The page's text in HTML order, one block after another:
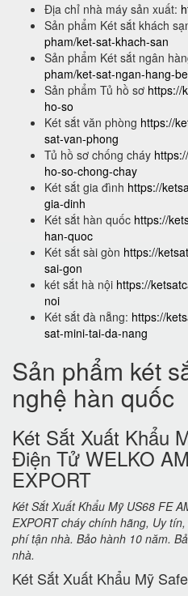
Địa chỉ nhà máy sản xuất:
Sản phẩm Két sắt khách
pham/ket-sat-khach-san
Sản phẩm Két sắt ngân
pham/ket-sat-ngan-hang-
Sản phẩm Tủ hồ sơ https://
ho-so
Két sắt văn phòng https://
sat-van-phong
Tủ hồ sơ chống cháy
ho-so-chong-chay
Két sắt gia đình https://
gia-dinh
Két sắt hàn quốc https://
han-quoc
Két sắt sài gòn https://
sai-gon
két sắt hà nội https://
noi
Két sắt đà nẵng: https://
sat-mini-tai-da-nang
Sản phẩm két
nghệ hàn quốc
Két Sắt Xuất Khẩu
Điện Tử WELKO
EXPORT
Két Sắt Xuất Khẩu Mỹ US68 FE
EXPORT cháy chính hãng, Uy
phí tận nhà. Bảo hành 10 năm.
nhà.
Két Sắt Xuất Khẩu Mỹ